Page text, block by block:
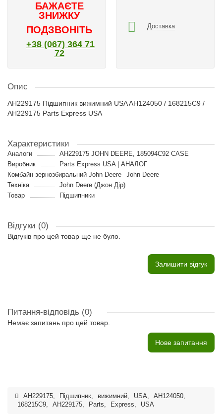
БАЖАЄТЕ
ЗНИЖКУ
ПОДЗВОНІТЬ
+38 (067) 364 71
72
Доставка
Опис
AH229175 Підшипник вижимний USA AH124050 / 168215C9 /
AH229175 Parts Express USA
Характеристики
Аналоги
AH229175 JOHN DEERE, 185094С92 CASE
Виробник
Parts Express USA | АНАЛОГ
Комбайн зернозбиральний John Deere
John Deere
Техніка
John Deere (Джон Дір)
Товар
Підшипники
Відгуки (0)
Відгуків про цей товар ще не було.
Залишити відгук
Питання-відповідь (0)
Немає запитань про цей товар.
Нове запитання
AH229175, Підшипник, вижимний, USA, AH124050,
168215C9, AH229175, Parts, Express, USA